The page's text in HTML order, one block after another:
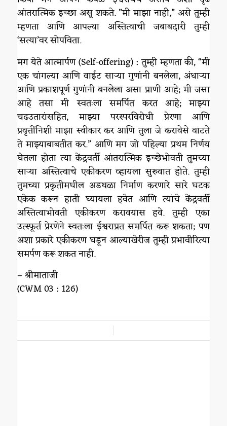
आंतरात्मिक इच्छा असू शकते. ”मी माझा नाही,” असे तुम्ही
म्हणता आणि आपल्या अस्तित्वाची जबाबदारी तुम्ही
‘सत्या’वर सोपविता.
मग येते आत्मार्पण (Self-offering) : तुम्ही म्हणता की, “मी
एक चांगल्या आणि वाईट साऱ्या गुणांनी बनलेला, अंधाऱ्या
आणि प्रकाशपूर्ण गुणांनी बनलेला असा प्राणी आहे; मी जसा
आहे तसा मी स्वतःला समर्पित करत आहे; माझ्या
चढउतारांसहित, माझ्या परस्परविरोधी प्रेरणा आणि
प्रवृत्तींनिशी माझा स्वीकार कर आणि तुला जे करावेसे वाटते
ते माझ्याबाबतीत कर.” आणि मग जो पहिल्या प्रथम निर्णय
घेतला होता त्या केंद्रवर्ती आंतरात्मिक इच्छेभोवती तुमच्या
साऱ्या अस्तित्वाचे एकीकरण व्हायला सुरुवात होते. तुम्ही
तुमच्या प्रकृतीमधील अडथळा निर्माण करणारे सारे घटक
एकेक करून हाती घ्यायला हवेत आणि त्यांचे केंद्रवर्ती
अस्तित्वाभोवती एकीकरण करावयास हवे. तुम्ही एका
उत्स्फूर्त प्रेरणेने स्वतःला ईश्वराप्रत समर्पित करू शकता; पण
अशा प्रकारे एकीकरण घडून आल्याखेरीज तुम्ही प्रभावीरित्या
समर्पण करू शकत नाही.
– श्रीमाताजी
(CWM 03 : 126)